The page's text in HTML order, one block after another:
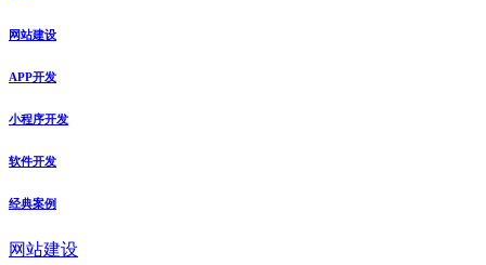
网站建设
APP开发
小程序开发
软件开发
经典案例
网站建设